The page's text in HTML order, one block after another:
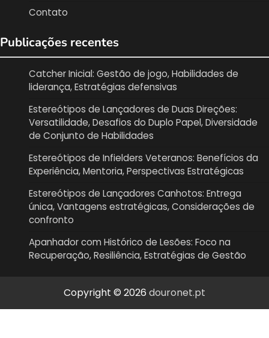
Contato
Publicações recentes
Catcher Inicial: Gestão de jogo, Habilidades de
liderança, Estratégias defensivas
Estereótipos de Lançadores de Duas Direções:
Versatilidade, Desafios do Duplo Papel, Diversidade
de Conjunto de Habilidades
Estereótipos de Infielders Veteranos: Benefícios da
Experiência, Mentoria, Perspectivas Estratégicas
Estereótipos de Lançadores Canhotos: Entrega
única, Vantagens estratégicas, Considerações de
confronto
Apanhador com Histórico de Lesões: Foco na
Recuperação, Resiliência, Estratégias de Gestão
Copyright © 2026 douronet.pt